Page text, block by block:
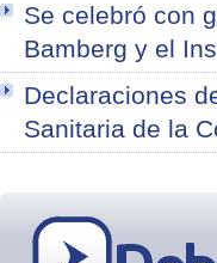
Se celebró con
Bamberg y el
Declaraciones
Sanitaria de la